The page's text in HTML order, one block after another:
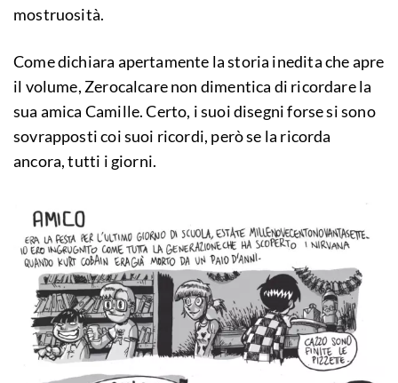
mostruosità.
Come dichiara apertamente la storia inedita che apre
il volume, Zerocalcare non dimentica di ricordare la
sua amica Camille. Certo, i suoi disegni forse si sono
sovrapposti coi suoi ricordi, però se la ricorda
ancora, tutti i giorni.